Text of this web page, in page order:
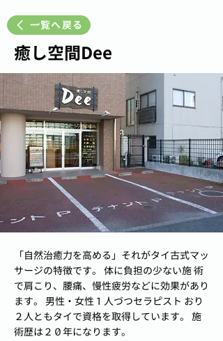
一覧へ戻る
癒し空間Dee
「自然治癒力を高める」それがタイ古式マッ
サージの特徴です。 体に負担の少ない施 術
で肩こり、腰痛、慢性疲労などに効果があり
ます。 男性・女性１人づつセラピスト おり
２人ともタイで資格を取得しています。 施
術歴は２０年になります。